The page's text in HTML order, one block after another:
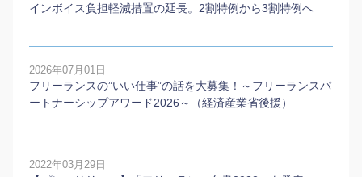
インボイス負担軽減措置の延長。2割特例から3割特例へ
2026年07月01日
フリーランスの”いい仕事”の話を大募集！～フリーランスパ
ートナーシップアワード2026～（経済産業省後援）
2022年03月29日